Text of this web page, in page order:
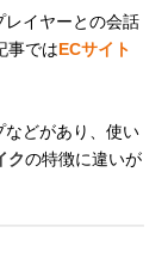
レイヤーとの会話
事ではECサイト
などがあり、使い
クの特徴に違いが